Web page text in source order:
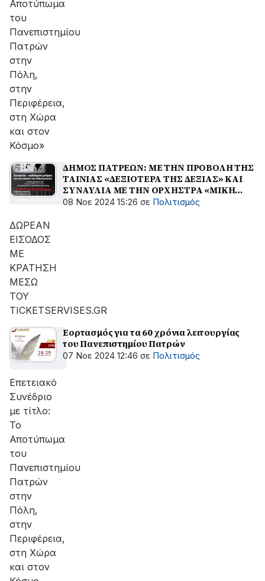
Αποτύπωμα
του
Πανεπιστημίου
Πατρών
στην
Πόλη,
στην
Περιφέρεια,
στη Χώρα
και στον
Κόσμο»
ΔΗΜΟΣ ΠΑΤΡΕΩΝ: ΜΕ ΤΗΝ ΠΡΟΒΟΛΗ ΤΗΣ
ΤΑΙΝΙΑΣ «ΔΕΞΙΟΤΕΡΑ ΤΗΣ ΔΕΞΙΑΣ» ΚΑΙ
ΣΥΝΑΥΛΙΑ ΜΕ ΤΗΝ ΟΡΧΗΣΤΡΑ «ΜΙΚΗ
ΘΕΟΔΩΡΑΚΗ» ΣΥΝΕΧΙΖΟΝΤΑΙ ΟΙ
08 Νοε 2024 15:26 σε Πολιτισμός
ΔΩΡΕΑΝ
ΕΙΣΟΔΟΣ
ΜΕ
ΚΡΑΤΗΣΗ
ΜΕΣΩ
ΤΟΥ
TICKETSERVISES.GR
Εορτασμός για τα 60 χρόνια λειτουργίας
του Πανεπιστημίου Πατρών
07 Νοε 2024 12:46 σε Πολιτισμός
Επετειακό
Συνέδριο
με τίτλο:
Το
Αποτύπωμα
του
Πανεπιστημίου
Πατρών
στην
Πόλη,
στην
Περιφέρεια,
στη Χώρα
και στον